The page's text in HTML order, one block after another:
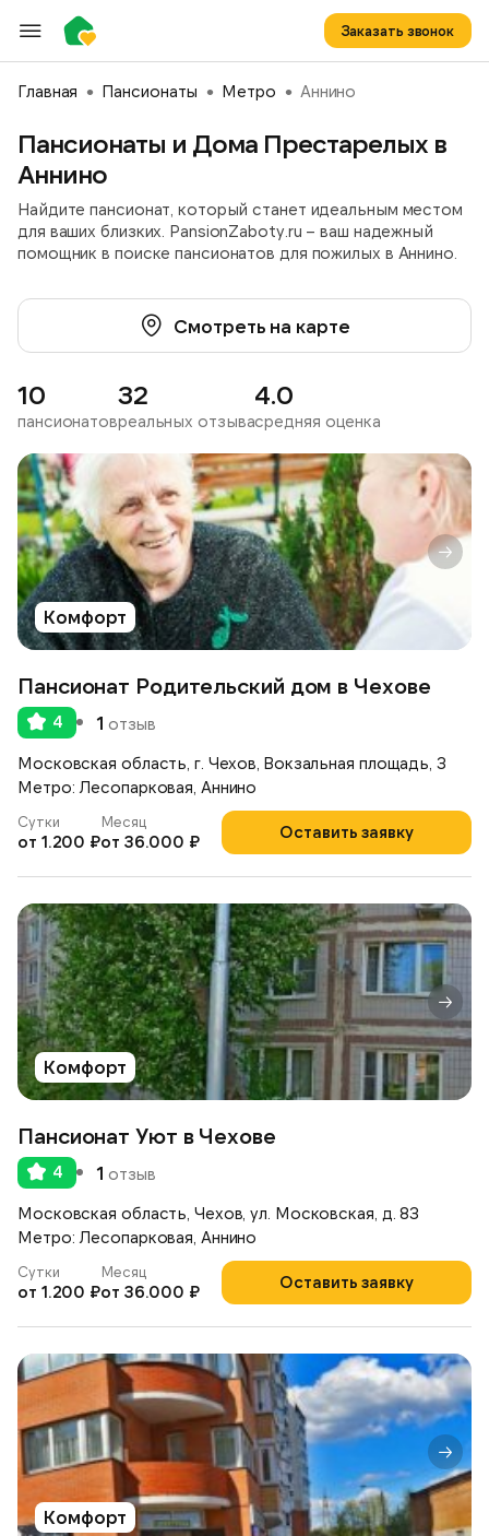
Заказать звонок
Главная Пансионаты Метро Аннино
Пансионаты и Дома Престарелых в
Аннино
Найдите пансионат, который станет идеальным местом
для ваших близких. PansionZaboty.ru – ваш надежный
помощник в поиске пансионатов для пожилых в Аннино.
Смотреть на карте
10
пансионатов
32
реальных отзыва
4.0
средняя оценка
Комфорт
Пансионат Родительский дом в Чехове
4 1 отзыв
Московская область, г. Чехов, Вокзальная площадь, 3
Метро: Лесопарковая, Аннино
Оставить заявку
Сутки
от 1.200 ₽
Месяц
от 36.000 ₽
Комфорт
Пансионат Уют в Чехове
4 1 отзыв
Московская область, Чехов, ул. Московская, д. 83
Метро: Лесопарковая, Аннино
Оставить заявку
Сутки
от 1.200 ₽
Месяц
от 36.000 ₽
Комфорт